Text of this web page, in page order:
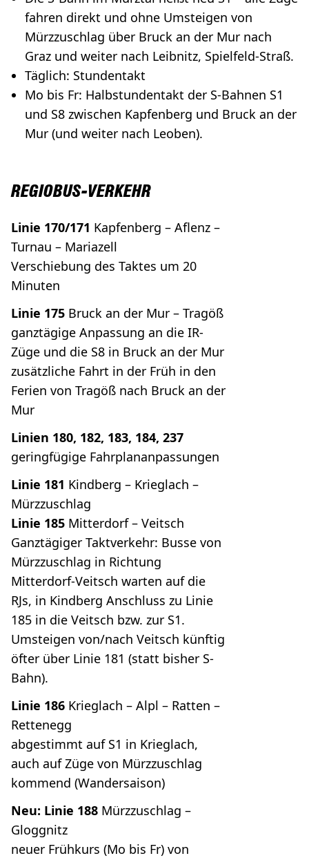
fahren direkt und ohne Umsteigen von
Mürzzuschlag über Bruck an der Mur nach
Graz und weiter nach Leibnitz, Spielfeld-Straß.
Täglich: Stundentakt
Mo bis Fr: Halbstundentakt der S-Bahnen S1
und S8 zwischen Kapfenberg und Bruck an der
Mur (und weiter nach Leoben).
REGIOBUS-VERKEHR
Linie 170/171 Kapfenberg – Aflenz –
Turnau – Mariazell
Verschiebung des Taktes um 20
Minuten
Linie 175 Bruck an der Mur – Tragöß
ganztägige Anpassung an die IR-
Züge und die S8 in Bruck an der Mur
zusätzliche Fahrt in der Früh in den
Ferien von Tragöß nach Bruck an der
Mur
Linien 180, 182, 183, 184, 237
geringfügige Fahrplananpassungen
Linie 181 Kindberg – Krieglach –
Mürzzuschlag
Linie 185 Mitterdorf – Veitsch
Ganztägiger Taktverkehr: Busse von
Mürzzuschlag in Richtung
Mitterdorf-Veitsch warten auf die
RJs, in Kindberg Anschluss zu Linie
185 in die Veitsch bzw. zur S1.
Umsteigen von/nach Veitsch künftig
öfter über Linie 181 (statt bisher S-
Bahn).
Linie 186 Krieglach – Alpl – Ratten –
Rettenegg
abgestimmt auf S1 in Krieglach,
auch auf Züge von Mürzzuschlag
kommend (Wandersaison)
Neu: Linie 188 Mürzzuschlag –
Gloggnitz
neuer Frühkurs (Mo bis Fr) von